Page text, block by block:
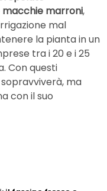
macchie marroni,
mal
la pianta in un
tra i 20 e i 25
Con questi
ma
con il suo